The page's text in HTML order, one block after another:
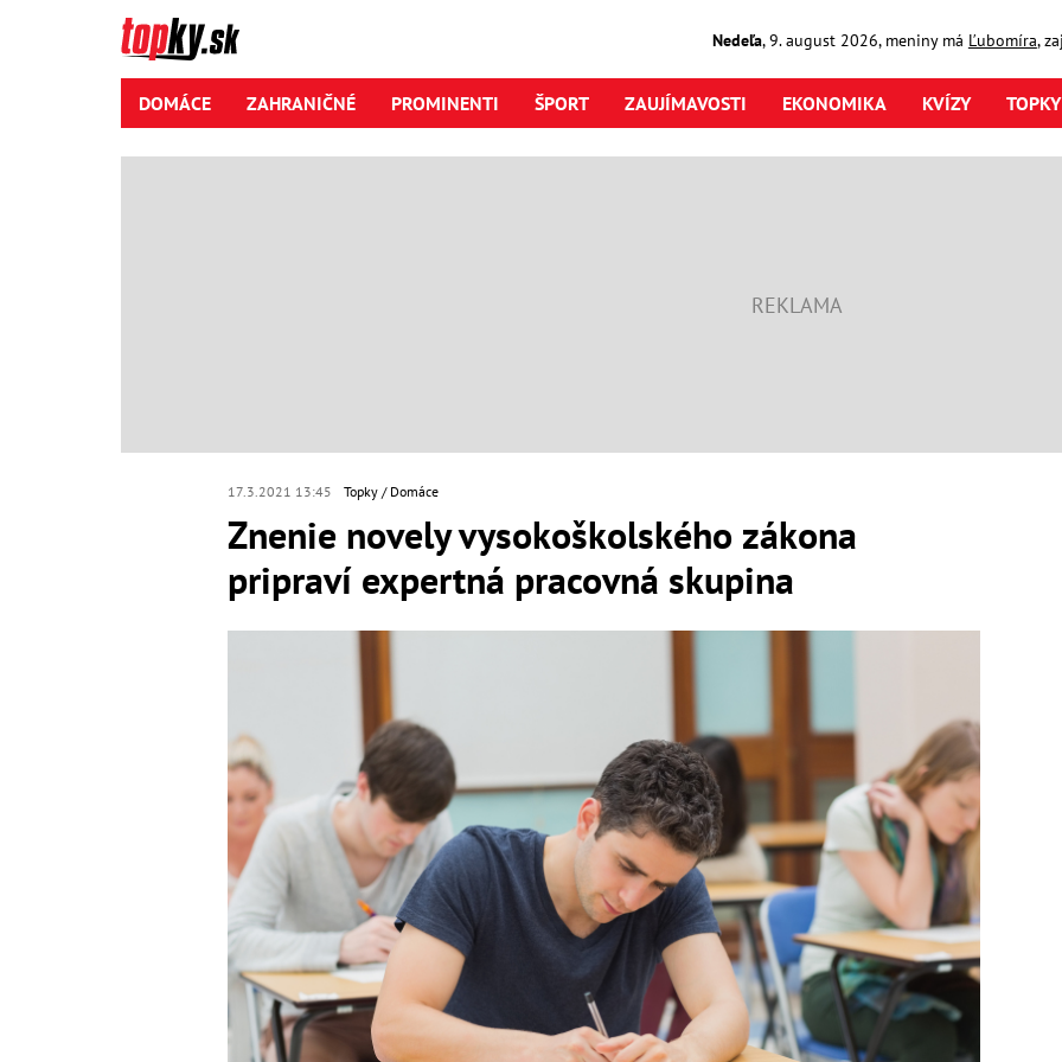
Nedeľa,9. august2026, meniny má Ľubomíra,
DOMÁCE ZAHRANIČNÉ PROMINENTI ŠPORT ZAUJÍMAVOSTI EKONOMIKA KVÍZY
17.3.2021 13:45 Topky Domáce
Znenie novely vysokoškolského zákona
pripraví expertná pracovná skupina